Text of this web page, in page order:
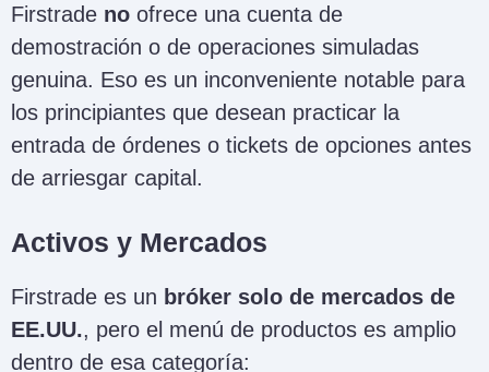
Firstrade no ofrece una cuenta de
demostración o de operaciones simuladas
genuina. Eso es un inconveniente notable para
los principiantes que desean practicar la
entrada de órdenes o tickets de opciones antes
de arriesgar capital.
Activos y Mercados
Firstrade es un bróker solo de mercados de
EE.UU., pero el menú de productos es amplio
dentro de esa categoría: